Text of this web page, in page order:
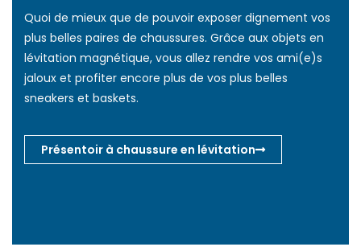
Quoi de mieux que de pouvoir exposer dignement vos
plus belles paires de chaussures. Grâce aux objets en
lévitation magnétique, vous allez rendre vos ami(e)s
jaloux et profiter encore plus de vos plus belles
sneakers et baskets.
Présentoir à chaussure en lévitation